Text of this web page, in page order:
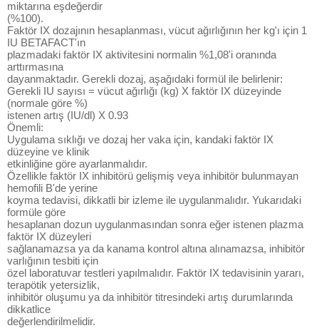
miktarına eşdeğerdir
(%100).
Faktör IX dozajının hesaplanması, vücut ağırlığının her kg'ı için 1
IU BETAFACT'ın
plazmadaki faktör IX aktivitesini normalin %1,08'i oranında
arttırmasına
dayanmaktadır. Gerekli dozaj, aşağıdaki formül ile belirlenir:
Gerekli IU sayısı = vücut ağırlığı (kg) X faktör IX düzeyinde
(normale göre %)
istenen artış (IU/dl) X 0.93
Önemli:
Uygulama sıklığı ve dozaj her vaka için, kandaki faktör IX
düzeyine ve klinik
etkinliğine göre ayarlanmalıdır.
Özellikle faktör IX inhibitörü gelişmiş veya inhibitör bulunmayan
hemofili B'de yerine
koyma tedavisi, dikkatli bir izleme ile uygulanmalıdır. Yukarıdaki
formüle göre
hesaplanan dozun uygulanmasından sonra eğer istenen plazma
faktör IX düzeyleri
sağlanamazsa ya da kanama kontrol altına alınamazsa, inhibitör
varlığının tesbiti için
özel laboratuvar testleri yapılmalıdır. Faktör IX tedavisinin yararı,
terapötik yetersizlik,
inhibitör oluşumu ya da inhibitör titresindeki artış durumlarında
dikkatlice
değerlendirilmelidir.